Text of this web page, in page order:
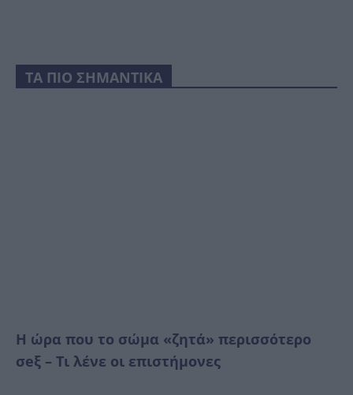
ΤΑ ΠΙΟ ΣΗΜΑΝΤΙΚΑ
Η ώρα που το σώμα «ζητά» περισσότερο
σeξ – Τι λένε οι επιστήμονες